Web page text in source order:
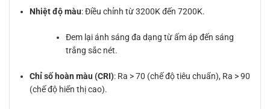
Nhiệt độ màu: Điều chỉnh từ 3200K đến 7200K.
Đem lại ánh sáng đa dạng từ ấm áp đến sáng
trắng sắc nét.
Chỉ số hoàn màu (CRI): Ra > 70 (chế độ tiêu chuẩn), Ra > 90
(chế độ hiển thị cao).